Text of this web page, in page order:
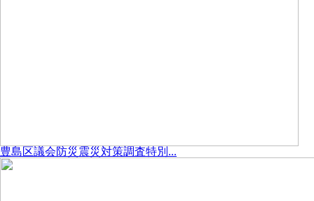
豊島区議会防災震災対策調査特別...